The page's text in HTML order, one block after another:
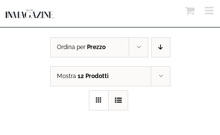
Ordina per Prezzo
Mostra 12 Prodotti